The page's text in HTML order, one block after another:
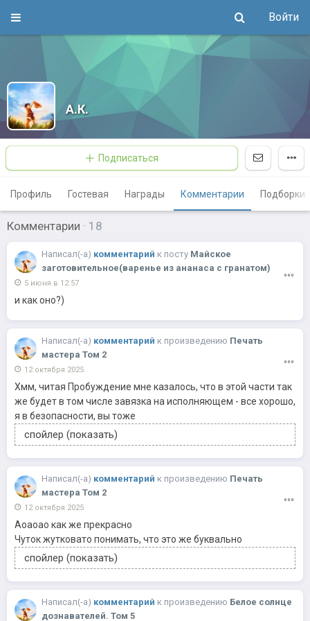
Войти
А.К.
Подписаться
Профиль Гостевая Награды Комментарии Подборки
Комментарии · 18
Написал(-a) комментарий к посту Майское
заготовительное(варенье из ананаса с гранатом)
5 июня в 12:57
и как оно?)
Написал(-a) комментарий к произведению Печать
мастера Том 2
12 октября 2025
Хмм, читая Пробуждение мне казалось, что в этой части так
же будет в том числе завязка на исполняющем - все хорошо,
я в безопасности, вы тоже
спойлер (показать)
понимать и так, что твари хранят заклинателей, а
заклинатели - тварей...
Написал(-a) комментарий к произведению Печать
мастера Том 2
12 октября 2025
Аоаоао как же прекрасно
Чуток жутковато понимать, что это же буквально
спойлер (показать)
Написал(-a) комментарий к произведению Белое солнце
дознавателей. Том 5